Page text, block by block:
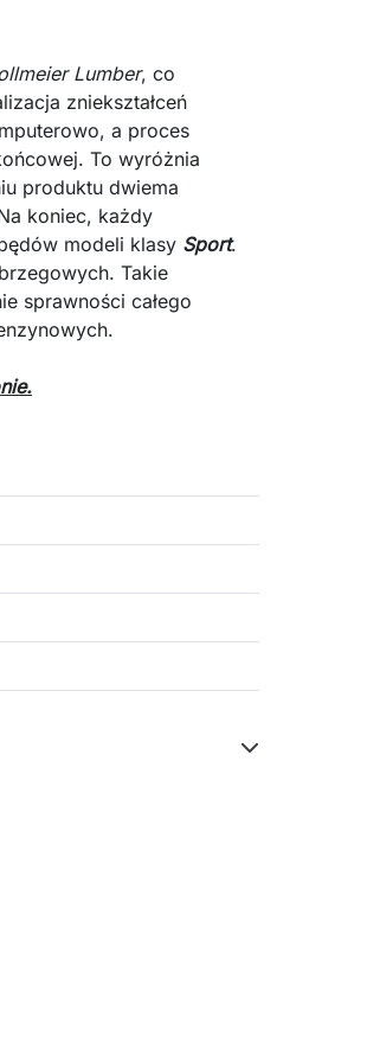
Lumber, co
zniekształceń
a proces
To wyróżnia
produktu dwiema
koniec, każdy
modeli klasy Sport.
Takie
sprawności całego